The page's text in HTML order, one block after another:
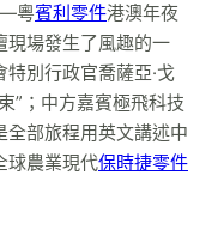
粵賓利零件港澳年夜
現場發生了風趣的一
別行政官喬薩亞·戈
”；中方嘉賓極飛科技
部旅程用英文講述中
球農業現代保時捷零件